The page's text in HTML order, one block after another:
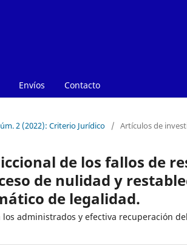
Envíos Contacto
2 (2022): Criterio Jurídico / Artículos de
de los fallos de
de nulidad y
de legalidad.
los administrados y efectiva recuperación